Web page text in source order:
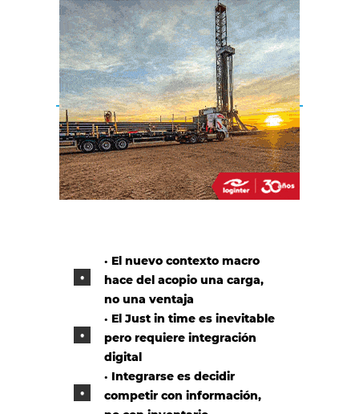
· El nuevo contexto macro
hace del acopio una carga,
no una ventaja
· El Just in time es inevitable
pero requiere integración
digital
· Integrarse es decidir
competir con información,